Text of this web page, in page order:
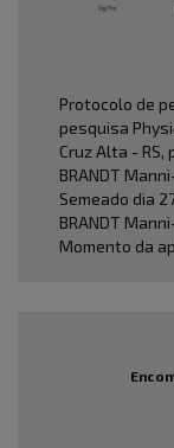
Protocolo de
pesquisa
Cruz Alta -
BRANDT
Semeado dia
BRANDT
Momento da